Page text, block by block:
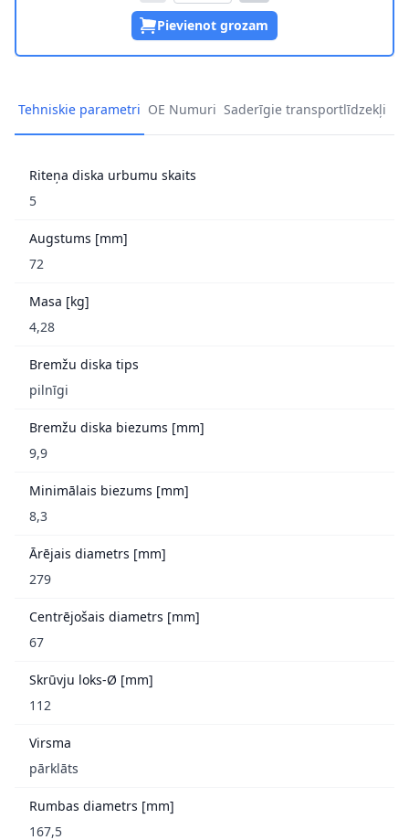
Pievienot grozam
Tehniskie parametri OE Numuri Saderīgie transportlīdzekļi
Riteņa diska urbumu skaits
5
Augstums [mm]
72
Masa [kg]
4,28
Bremžu diska tips
pilnīgi
Bremžu diska biezums [mm]
9,9
Minimālais biezums [mm]
8,3
Ārējais diametrs [mm]
279
Centrējošais diametrs [mm]
67
Skrūvju loks-Ø [mm]
112
Virsma
pārklāts
Rumbas diametrs [mm]
167,5